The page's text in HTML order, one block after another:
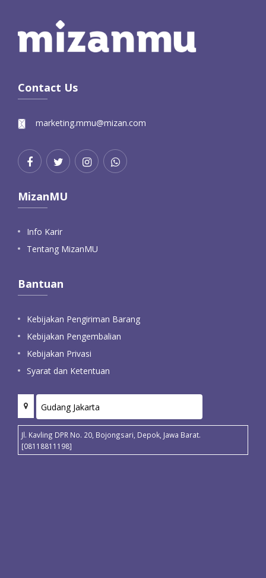
Contact Us
marketing.mmu@mizan.com
MizanMU
Info Karir
Tentang MizanMU
Bantuan
Kebijakan Pengiriman Barang
Kebijakan Pengembalian
Kebijakan Privasi
Syarat dan Ketentuan
Jl. Kavling DPR No. 20, Bojongsari, Depok, Jawa Barat.
[08118811198]